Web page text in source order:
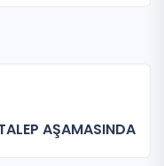
AŞAMASINDA